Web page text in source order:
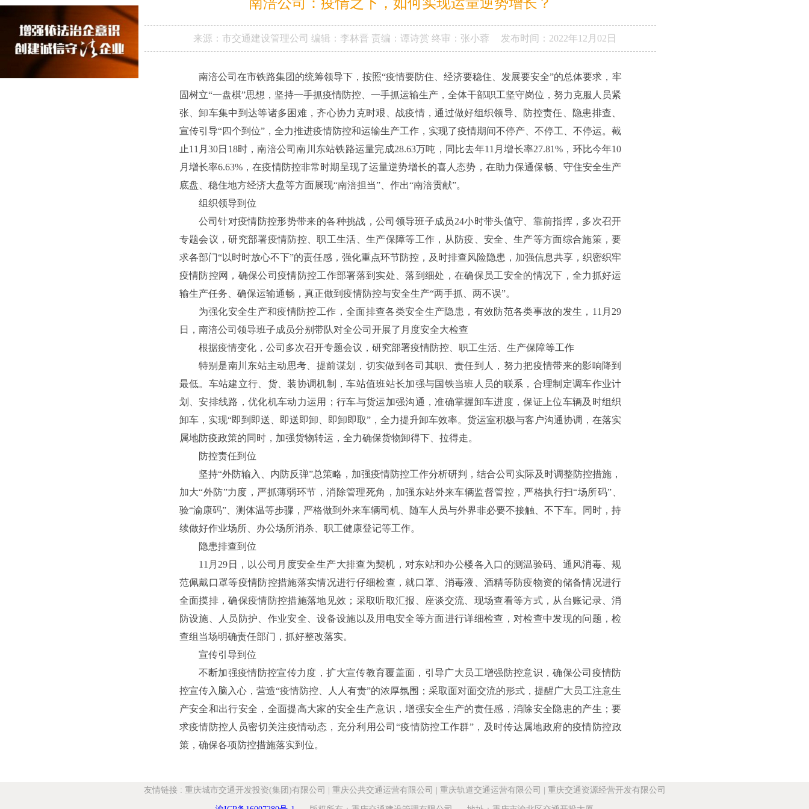
来源： 市交通建设管理公司 编辑：李林晋 责编：谭诗赏 终审：张小蓉 发布时间： 2022年12月02日
南涪公司在市铁路集团的统筹领导下，按照“疫情要防住、经济要稳住、发展要安全”的总体要求，牢
固树立“一盘棋”思想，坚持一手抓疫情防控、一手抓运输生产，全体干部职工坚守岗位，努力克服人员紧
张、卸车集中到达等诸多困难，齐心协力克时艰、战疫情，通过做好组织领导、防控责任、隐患排查、
宣传引导“四个到位”，全力推进疫情防控和运输生产工作，实现了疫情期间不停产、不停工、不停运。截
止11月30日18时，南涪公司南川东站铁路运量完成28.63万吨，同比去年11月增长率27.81%，环比今年10
月增长率6.63%，在疫情防控非常时期呈现了运量逆势增长的喜人态势，在助力保通保畅、守住安全生产
底盘、稳住地方经济大盘等方面展现“南涪担当”、作出“南涪贡献”。
组织领导到位
公司针对疫情防控形势带来的各种挑战，公司领导班子成员24小时带头值守、靠前指挥，多次召开
专题会议，研究部署疫情防控、职工生活、生产保障等工作，从防疫、安全、生产等方面综合施策，要
求各部门“以时时放心不下”的责任感，强化重点环节防控，及时排查风险隐患，加强信息共享，织密织牢
疫情防控网，确保公司疫情防控工作部署落到实处、落到细处，在确保员工安全的情况下，全力抓好运
输生产任务、确保运输通畅，真正做到疫情防控与安全生产“两手抓、两不误”。
为强化安全生产和疫情防控工作，全面排查各类安全生产隐患，有效防范各类事故的发生，11月29
日，南涪公司领导班子成员分别带队对全公司开展了月度安全大检查
根据疫情变化，公司多次召开专题会议，研究部署疫情防控、职工生活、生产保障等工作
特别是南川东站主动思考、提前谋划，切实做到各司其职、责任到人，努力把疫情带来的影响降到
最低。车站建立行、货、装协调机制，车站值班站长加强与国铁当班人员的联系，合理制定调车作业计
划、安排线路，优化机车动力运用；行车与货运加强沟通，准确掌握卸车进度，保证上位车辆及时组织
卸车，实现“即到即送、即送即卸、即卸即取”，全力提升卸车效率。货运室积极与客户沟通协调，在落实
属地防疫政策的同时，加强货物转运，全力确保货物卸得下、拉得走。
防控责任到位
坚持“外防输入、内防反弹”总策略，加强疫情防控工作分析研判，结合公司实际及时调整防控措施，
加大“外防”力度，严抓薄弱环节，消除管理死角，加强东站外来车辆监督管控，严格执行扫“场所码”、
验“渝康码”、测体温等步骤，严格做到外来车辆司机、随车人员与外界非必要不接触、不下车。同时，持
续做好作业场所、办公场所消杀、职工健康登记等工作。
隐患排查到位
11月29日，以公司月度安全生产大排查为契机，对东站和办公楼各入口的测温验码、通风消毒、规
范佩戴口罩等疫情防控措施落实情况进行仔细检查，就口罩、消毒液、酒精等防疫物资的储备情况进行
全面摸排，确保疫情防控措施落地见效；采取听取汇报、座谈交流、现场查看等方式，从台账记录、消
防设施、人员防护、作业安全、设备设施以及用电安全等方面进行详细检查，对检查中发现的问题，检
查组当场明确责任部门，抓好整改落实。
宣传引导到位
不断加强疫情防控宣传力度，扩大宣传教育覆盖面，引导广大员工增强防控意识，确保公司疫情防
控宣传入脑入心，营造“疫情防控、人人有责”的浓厚氛围；采取面对面交流的形式，提醒广大员工注意生
产安全和出行安全，全面提高大家的安全生产意识，增强安全生产的责任感，消除安全隐患的产生；要
求疫情防控人员密切关注疫情动态，充分利用公司“疫情防控工作群”，及时传达属地政府的疫情防控政
策，确保各项防控措施落实到位。
友情链接 : 重庆城市交通开发投资(集团)有限公司 重庆公共交通运营有限公司 重庆轨道交通运营有限公司 重庆交通资源经营开发有限公司